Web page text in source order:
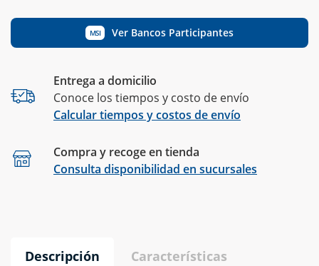
MSI Ver Bancos Participantes
Entrega a domicilio
Conoce los tiempos y costo de envío
Calcular tiempos y costos de envío
Compra y recoge en tienda
Consulta disponibilidad en sucursales
Descripción Características